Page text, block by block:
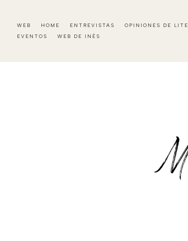
WEB HOME ENTREVISTAS OPINIONES DE
EVENTOS
WEB DE INÉS